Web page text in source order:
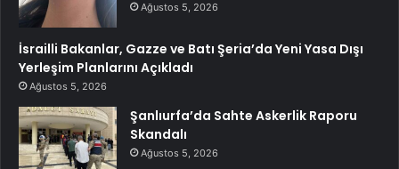
Ağustos 5, 2026
İsrailli Bakanlar, Gazze ve Batı Şeria’da Yeni Yasa Dışı
Yerleşim Planlarını Açıkladı
Ağustos 5, 2026
Şanlıurfa’da Sahte Askerlik Raporu
Skandalı
Ağustos 5, 2026